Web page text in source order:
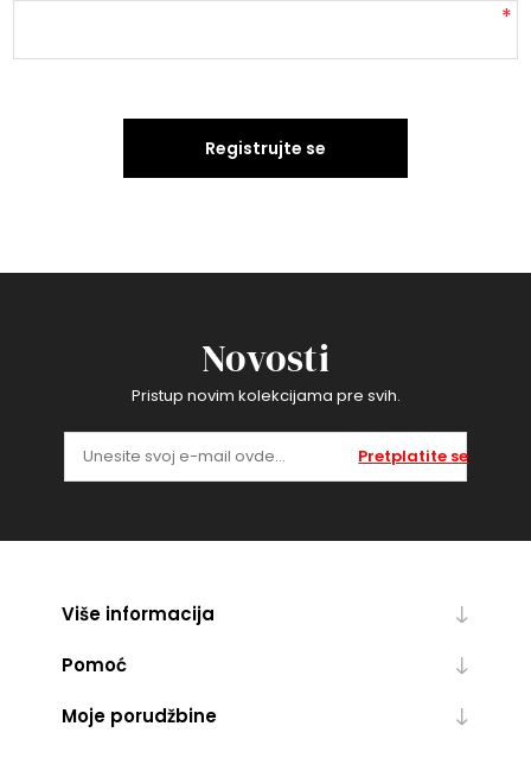
*
Registrujte se
Novosti
Pristup novim kolekcijama pre svih.
Pretplatite se
Više informacija
Pomoć
Moje porudžbine